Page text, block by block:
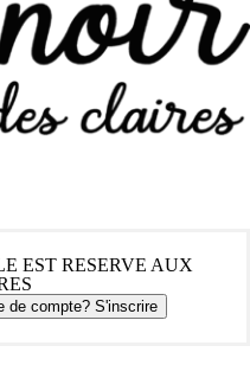
EST RESERVE AUX
de compte? S'inscrire